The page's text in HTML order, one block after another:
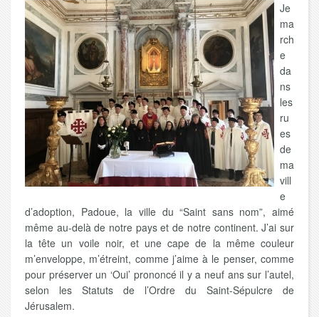
Je
ma
rch
e
da
ns
les
ru
es
de
ma
vill
e
d’adoption, Padoue, la ville du “Saint sans nom”, aimé
même au-delà de notre pays et de notre continent. J’ai sur
la tête un voile noir, et une cape de la même couleur
m’enveloppe, m’étreint, comme j’aime à le penser, comme
pour préserver un ‘Oui’ prononcé il y a neuf ans sur l’autel,
selon les Statuts de l’Ordre du Saint-Sépulcre de
Jérusalem.